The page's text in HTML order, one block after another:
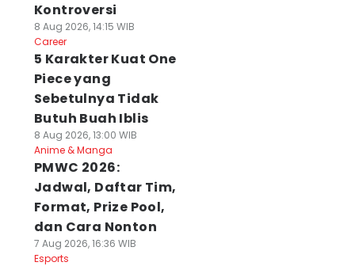
Kontroversi
8 Aug 2026, 14:15 WIB
Career
5 Karakter Kuat One
Piece yang
Sebetulnya Tidak
Butuh Buah Iblis
8 Aug 2026, 13:00 WIB
Anime & Manga
PMWC 2026:
Jadwal, Daftar Tim,
Format, Prize Pool,
dan Cara Nonton
7 Aug 2026, 16:36 WIB
Esports